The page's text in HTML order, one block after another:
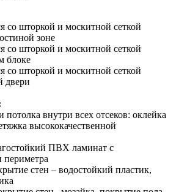
со шторкой и москитной сеткой
зоне
со шторкой и москитной сеткой
блоке
со шторкой и москитной сеткой
двери
потолка внутри всех отсеков: оклейка
высококачественной
ПВХ ламинат с
периметра
стен – водостойкий пластик,